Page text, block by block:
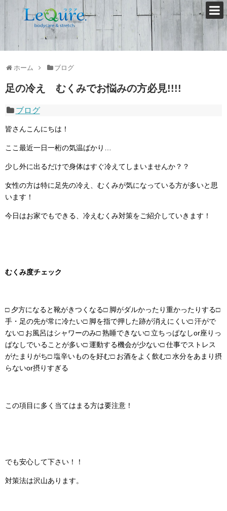
ホーム ブログ
足の冷え むくみでお悩みの方必見!!!!
ブログ
皆さんこんにちは！
ここ最近一日一桁の気温ばかり…
少し外に出るだけで身体はすぐ冷えてしまいませんか？？
女性の方は特に足先の冷え、むくみが気になっている方が多いと思
います！
今日はお家でもできる、冷えむくみ対策をご紹介していきます！
むくみ度チェック
□ 夕方になると靴がきつくなる□ 脚がダルかったり重かったりする□
手・足の先が常に冷たい□ 脚を指で押した跡が消えにくい□ 汗がで
ない□ お風呂はシャワーのみ□ 熟睡できない□ 立ちっぱなしor座りっ
ぱなしでいることが多い□ 運動する機会が少ない□ 仕事でストレス
がたまりがち□ 塩辛いものを好む□ お酒をよく飲む□ 水分をあまり摂
らないor摂りすぎる
この項目に多く当てはまる方は要注意！
でも安心して下さい！！
対策法は沢山あります。